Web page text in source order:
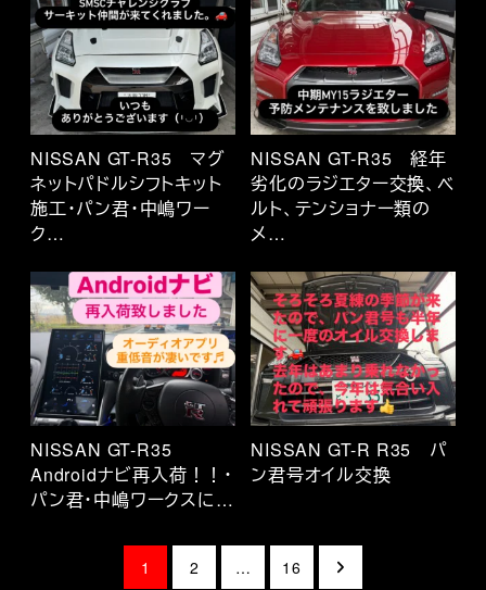
NISSAN GT-R35 マグ
ネットパドルシフトキット
施工・パン君・中嶋ワー
ク…
NISSAN GT-R35 経年
劣化のラジエター交換、ベ
ルト、テンショナー類の
メ…
NISSAN GT-R35
Androidナビ再入荷！！・
パン君・中嶋ワークスに…
NISSAN GT-R R35 パ
ン君号オイル交換
1 2 … 16